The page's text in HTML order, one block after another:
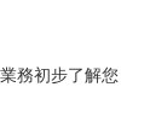
務初步了解您